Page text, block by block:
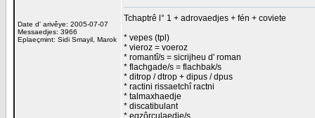
Date d' arivêye: 2005-07-07
Messaedjes: 3966
Eplaeçmint: Sidi Smayil, Marok
Tchaptrê l° 1 + adrovaedjes + fén + coviete
* vepes (tpl)
* vieroz = voeroz
* romantî/s = sicrijheu d' roman
* flachgade/s = flachbak/s
* ditrop / dtrop + dipus / dpus
* ractini rissaetchî ractni
* talmaxhaedje
* discatibulant
* egzôrçulaedje/s